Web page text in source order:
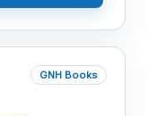
GNH Books